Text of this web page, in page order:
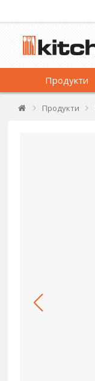
Продукти
Продукти